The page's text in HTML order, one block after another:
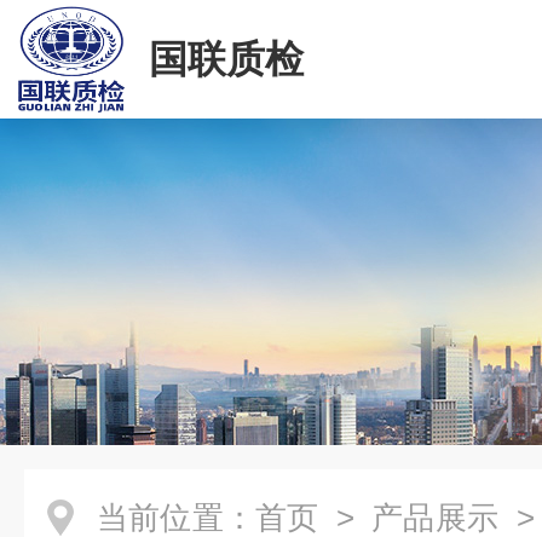
国联质检
当前位置： 首页 > 产品展示